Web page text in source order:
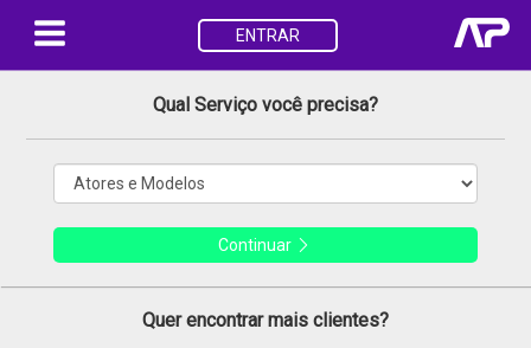
ENTRAR
Qual Serviço você precisa?
Continuar
Quer encontrar mais clientes?